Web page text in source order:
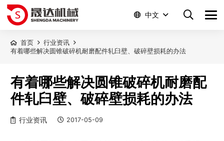
中文
首页
行业资讯
有着哪些解决圆锥破碎机耐磨配件轧臼壁、破碎壁损耗的办法
有着哪些解决圆锥破碎机耐磨配
件轧臼壁、破碎壁损耗的办法
行业资讯 2017-05-09